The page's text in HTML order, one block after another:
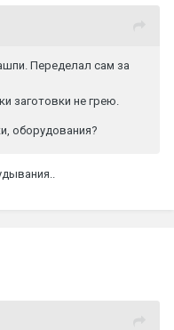
Переделал сам за
заготовки не грею.
оборудования?